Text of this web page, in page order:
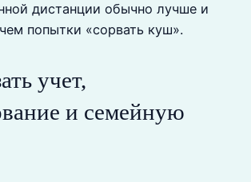
дистанции обычно лучше и
попытки «сорвать куш».
учет,
и семейную